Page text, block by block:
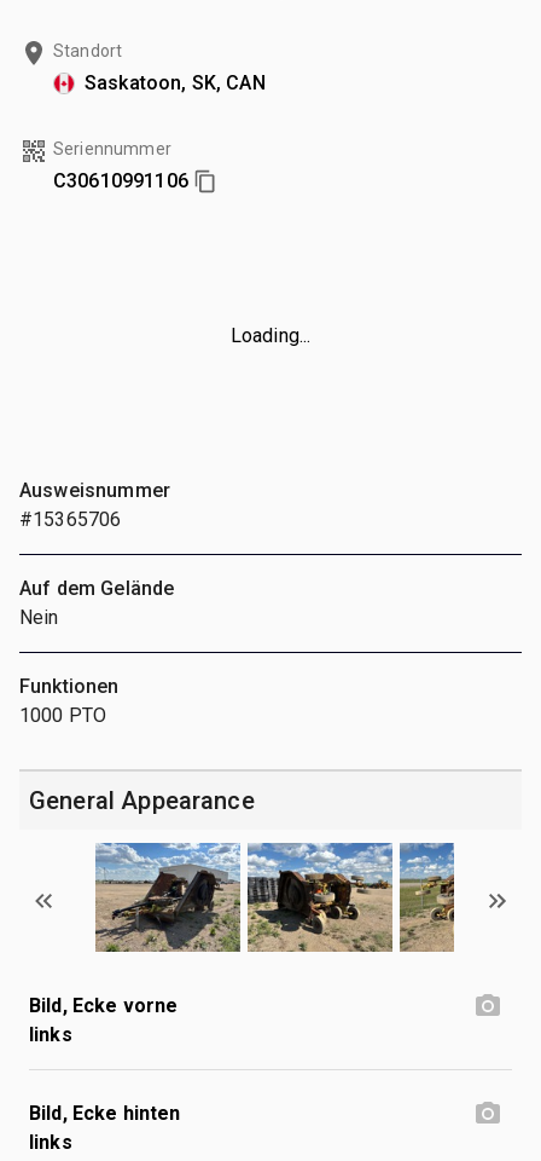
Standort
Saskatoon, SK, CAN
Seriennummer
C30610991106
Loading...
Ausweisnummer
#15365706
Auf dem Gelände
Nein
Funktionen
1000 PTO
General Appearance
Bild, Ecke vorne
links
Bild, Ecke hinten
links